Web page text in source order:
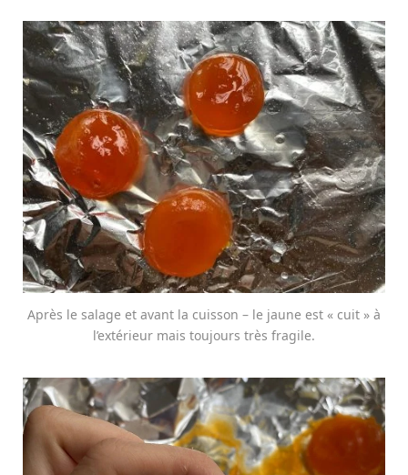
Après le salage et avant la cuisson – le jaune est « cuit » à
l’extérieur mais toujours très fragile.